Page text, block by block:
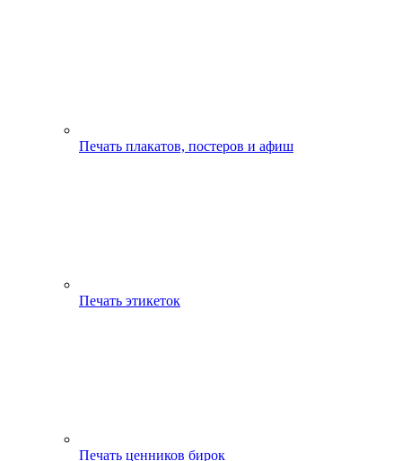
Печать плакатов, постеров и афиш
Печать этикеток
Печать ценников бирок